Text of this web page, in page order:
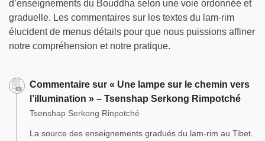
d’enseignements du Bouddha selon une voie ordonnée et
graduelle. Les commentaires sur les textes du lam-rim
élucident de menus détails pour que nous puissions affiner
notre compréhension et notre pratique.
Commentaire sur « Une lampe sur le chemin vers
l’illumination » – Tsenshap Serkong Rimpotché
Tsenshap Serkong Rinpotché
La source des enseignements gradués du lam-rim au Tibet.